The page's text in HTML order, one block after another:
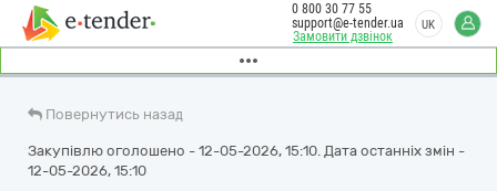
Замовити дзвінок
0 800 30 77 55
support@e-tender.ua
UK
Повернутись назад
Закупівлю оголошено - 12-05-2026, 15:10. Дата останніх змін -
12-05-2026, 15:10